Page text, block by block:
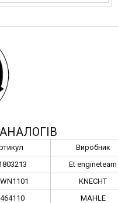
Виробник
Et engineteam
KNECHT
MAHLE